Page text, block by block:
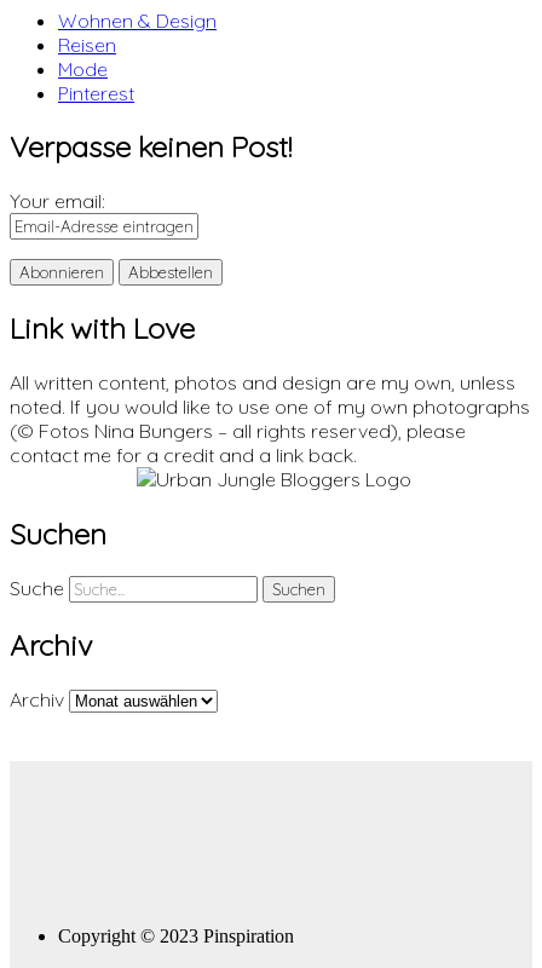
Wohnen & Design
Reisen
Mode
Pinterest
Verpasse keinen Post!
Your email:
Link with Love
All written content, photos and design are my own, unless
noted. If you would like to use one of my own photographs
(© Fotos Nina Bungers – all rights reserved), please
contact me for a credit and a link back.
Suchen
Suche
Archiv
Archiv
Copyright © 2023 Pinspiration